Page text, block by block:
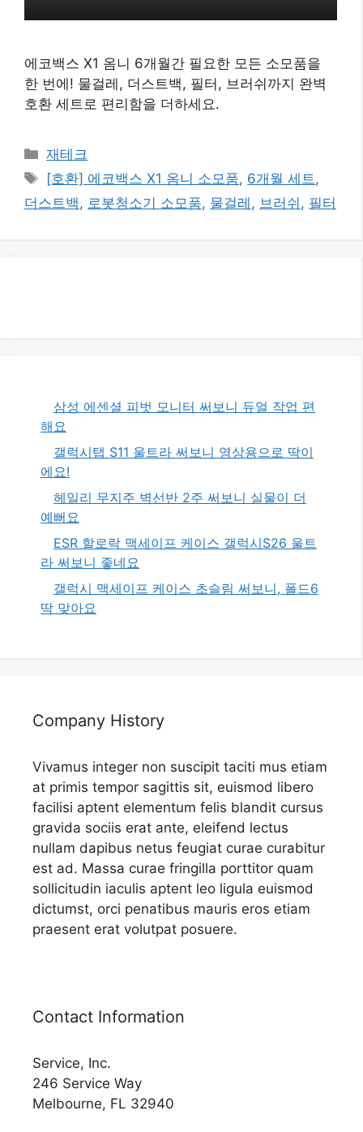
에코백스 X1 옴니 6개월간 필요한 모든 소모품을
한 번에! 물걸레, 더스트백, 필터, 브러쉬까지 완벽
호환 세트로 편리함을 더하세요.
카
테
고
리
재테크
태
그
[호환] 에코백스 X1 옴니 소모품, 6개월 세트 ,
더스트백 , 로봇청소기 소모품, 물걸레 , 브러쉬 , 필터
삼성 에센셜 피벗 모니터 써보니 듀얼 작업 편
해요
갤럭시탭 S11 울트라 써보니 영상용으로 딱이
에요!
헤일리 무지주 벽선반 2주 써보니 실물이 더
예뻐요
ESR 할로락 맥세이프 케이스 갤럭시S26 울트
라 써보니 좋네요
갤럭시 맥세이프 케이스 초슬림 써보니, 폴드6
딱 맞아요
Company History
Vivamus integer non suscipit taciti mus etiam
at primis tempor sagittis sit, euismod libero
facilisi aptent elementum felis blandit cursus
gravida sociis erat ante, eleifend lectus
nullam dapibus netus feugiat curae curabitur
est ad. Massa curae fringilla porttitor quam
sollicitudin iaculis aptent leo ligula euismod
dictumst, orci penatibus mauris eros etiam
praesent erat volutpat posuere.
Contact Information
Service, Inc.
246 Service Way
Melbourne, FL 32940